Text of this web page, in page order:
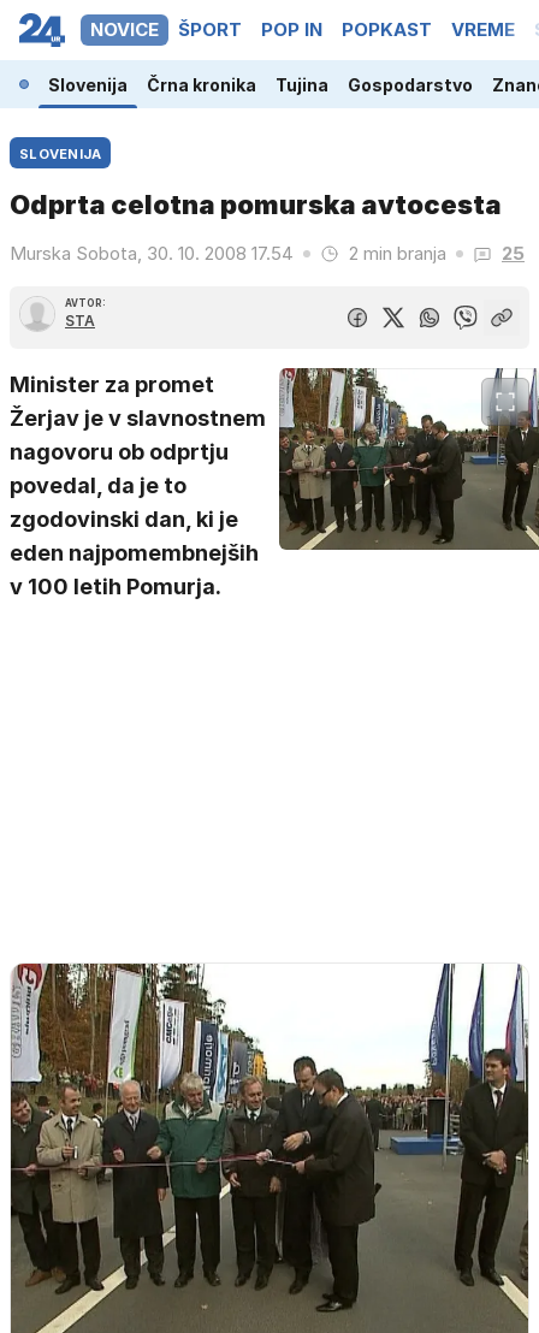
NOVICE ŠPORT POP IN POPKAST VREME
Slovenija Črna kronika Tujina Gospodarstvo
SLOVENIJA
Odprta celotna pomurska avtocesta
Murska Sobota, 30. 10. 2008 17.54 2 min branja 25
AVTOR:
STA
Minister za promet
Žerjav je v slavnostnem
nagovoru ob odprtju
povedal, da je to
zgodovinski dan, ki je
eden najpomembnejših
v 100 letih Pomurja.